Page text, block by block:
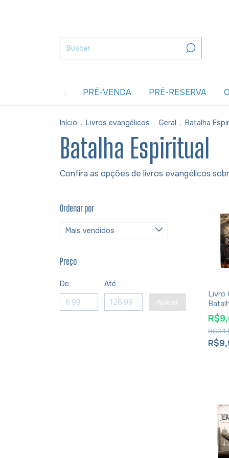
PRÉ-VENDA PRÉ-RESERVA
Início . Livros evangélicos . Geral . Batalha
Batalha Espiritual
Confira as opções de livros evangélicos
Ordenar por
Preço
De Até
Aplicar
Livro